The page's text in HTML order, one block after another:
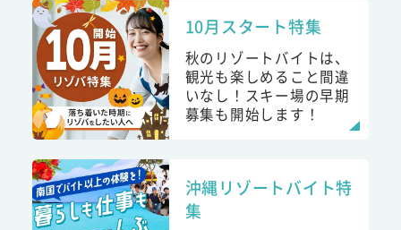
10月スタート特集
秋のリゾートバイトは、
観光も楽しめること間違
いなし！スキー場の早期
募集も開始します！
沖縄リゾートバイト特
集